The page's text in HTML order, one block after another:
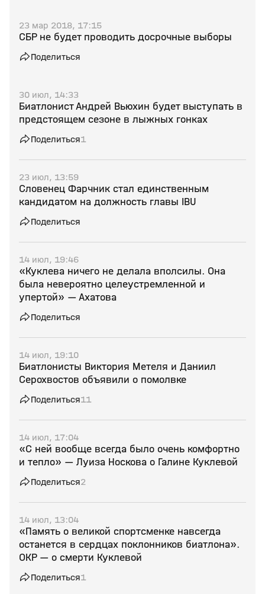
23 мар 2018, 17:15
СБР не будет проводить досрочные выборы
Поделиться
30 июл, 14:33
Биатлонист Андрей Вьюхин будет выступать в
предстоящем сезоне в лыжных гонках
Поделиться1
23 июл, 13:59
Словенец Фарчник стал единственным
кандидатом на должность главы IBU
Поделиться
14 июл, 19:46
«Куклева ничего не делала вполсилы. Она
была невероятно целеустремленной и
упертой» — Ахатова
Поделиться
14 июл, 19:10
Биатлонисты Виктория Метеля и Даниил
Серохвостов объявили о помолвке
Поделиться11
14 июл, 17:04
«С ней вообще всегда было очень комфортно
и тепло» — Луиза Носкова о Галине Куклевой
Поделиться2
14 июл, 13:04
«Память о великой спортсменке навсегда
останется в сердцах поклонников биатлона».
ОКР — о смерти Куклевой
Поделиться1